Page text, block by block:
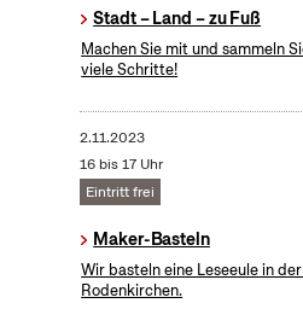
Stadt – Land – zu Fuß
Machen Sie mit und sammeln
viele Schritte!
2.11.2023
16 bis 17 Uhr
Eintritt frei
Maker-Basteln
Wir basteln eine Leseeule in
Rodenkirchen.